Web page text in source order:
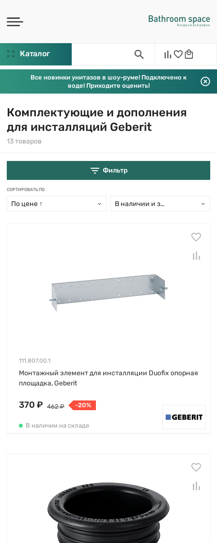
Каталог
Все новинки унитазов в шоу-руме! Подключено к
воде! Приходите оценить!
Комплектующие и дополнения
для инсталляций Geberit
13 товаров
Фильтр
СОРТИРОВАТЬ ПО
По цене ↑ В наличии и заказ свыше 15 дн
111.807.00.1
Монтажный элемент для инсталляции Duofix опорная
площадка, Geberit
370 ₽ 462 ₽ -20%
В наличии на складе